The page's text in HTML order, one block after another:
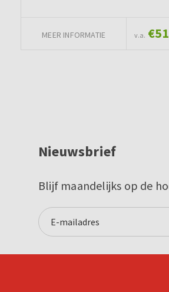
MEER INFORMATIE v.a.
Nieuwsbrief
Blijf maandelijks op de